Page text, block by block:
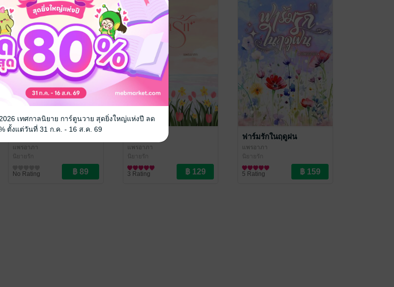
แพรอาภา
นิยายรัก
No Rating
แพรอาภา
นิยายรัก
3 Rating
ฟาร์มรักในฤดูฝน
แพรอาภา
นิยายรัก
5 Rating
เทศกาลนิยาย การ์ตูนวาย สุดยิ่งใหญ่แห่งปี ลด
ตั้งแต่วันที่ 31 ก.ค. - 16 ส.ค. 69